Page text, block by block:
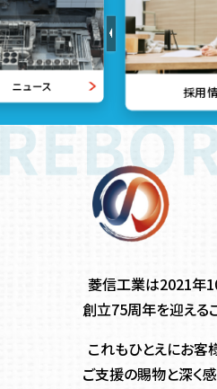
ニュース 採用情
菱信⼯業は2021年
創⽴75周年を迎える
これもひとえにお
ご⽀援の賜物と深く